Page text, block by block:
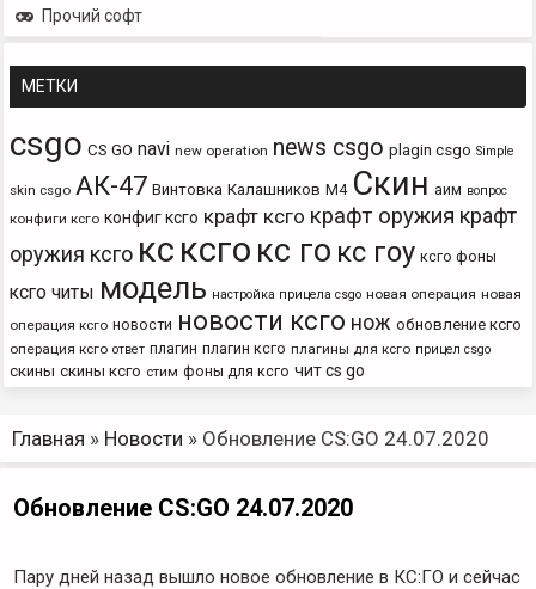
Прочий софт
МЕТКИ
csgo CS GO navi new operation news csgo plagin csgo Simple
skin csgo АК-47 Винтовка Калашников М4 Скин аим вопрос
конфиги ксго конфиг ксго крафт ксго крафт оружия крафт
оружия ксго кс ксго кс го кс гоу ксго фоны
ксго читы модель настройка прицела csgo новая операция новая
операция ксго новости новости ксго нож обновление ксго
операция ксго ответ плагин плагин ксго плагины для ксго прицел csgo
скины скины ксго стим фоны для ксго чит cs go
Главная » Новости » Обновление CS:GO 24.07.2020
Обновление CS:GO 24.07.2020
Пару дней назад вышло новое обновление в КС:ГО и сейчас